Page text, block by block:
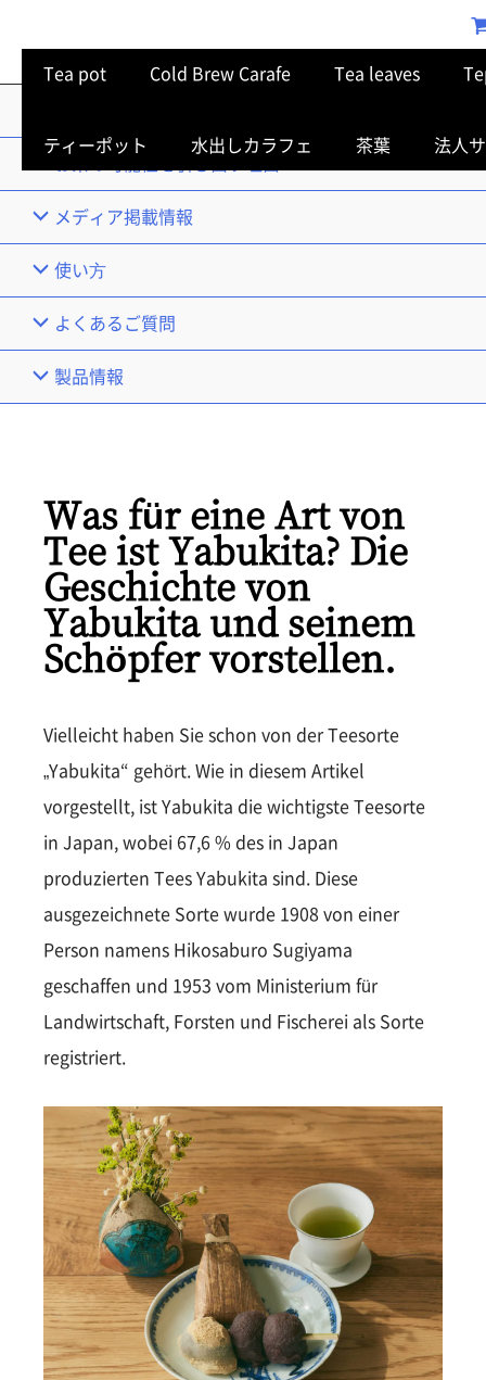
メディア掲載情報
使い⽅
よくあるご質問
製品情報
Tea pot Cold Brew Carafe Tea leaves
ティーポット 水出しカラフェ 茶葉 法人
Was für eine Art von
Tee ist Yabukita? Die
Geschichte von
Yabukita und seinem
Schöpfer vorstellen.
Vielleicht haben Sie schon von der Teesorte
„Yabukita“ gehört. Wie in diesem Artikel
vorgestellt, ist Yabukita die wichtigste Teesorte
in Japan, wobei 67,6 % des in Japan
produzierten Tees Yabukita sind. Diese
ausgezeichnete Sorte wurde 1908 von einer
Person namens Hikosaburo Sugiyama
geschaffen und 1953 vom Ministerium für
Landwirtschaft, Forsten und Fischerei als Sorte
registriert.